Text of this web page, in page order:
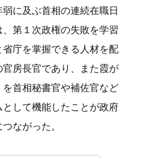
に及ぶ首相の連続在職日
第１次政権の失敗を学習
庁を掌握できる人材を配
房長官であり、また霞が
首相秘書官や補佐官など
して機能したことが政府
ながった。